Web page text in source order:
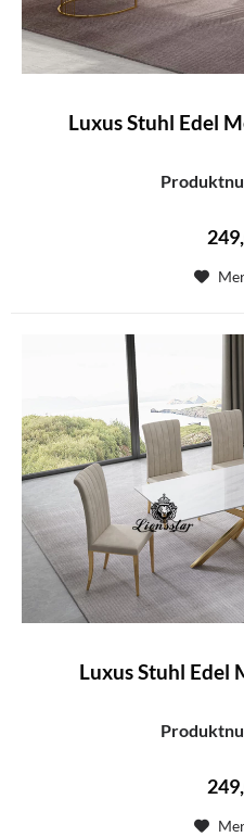
Luxus Stuhl Edel
Luxus Stuhl Edel